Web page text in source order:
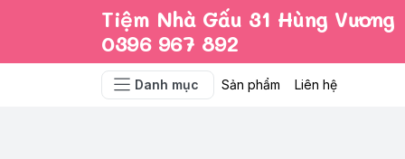
Tiệm Nhà Gấu 31 Hùng Vương
0396 967 892
Danh mục Sản phẩm Liên hệ